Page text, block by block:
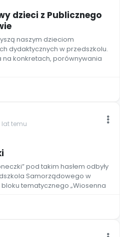
dzieci z Publicznego
naszym dzieciom
dydaktycznych w przedszkolu.
konkretach, porównywania
lat temu
pod takim hasłem odbyły
Samorządowego w
tematycznego „Wiosenna